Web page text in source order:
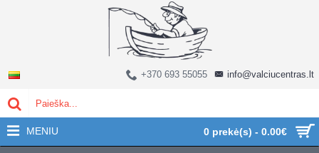
0 prekė(s) - 0.00€
+370 693 55055 info@valciucentras.lt
MENIU